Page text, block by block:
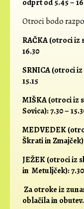
odprt od 5.45 –
Otroci bodo
RAČKA (otroci iz
16.30
SRNICA (otroci
15.15
MIŠKA (otroci iz
Sovica):7.30 –
MEDVEDEK
Škrati in
JEŽEK(otroci iz
in Metuljček):
Za otroke iz
oblačila in obutev.